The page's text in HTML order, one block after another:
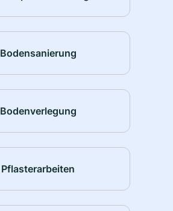
Bodensanierung
Bodenverlegung
Pflasterarbeiten